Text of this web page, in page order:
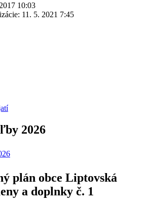
10:03
11. 5. 2021 7:45
2026
plán obce Liptovská
a doplnky č. 1